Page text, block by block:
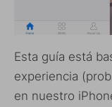
Esta guía está
experiencia
en nuestro